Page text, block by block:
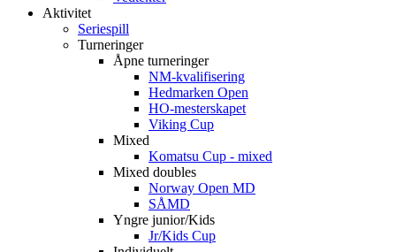
Aktivitet
Seriespill
Turneringer
Åpne turneringer
NM-kvalifisering
Hedmarken Open
HO-mesterskapet
Viking Cup
Mixed
Komatsu Cup - mixed
Mixed doubles
Norway Open MD
SÅMD
Yngre junior/Kids
Jr/Kids Cup